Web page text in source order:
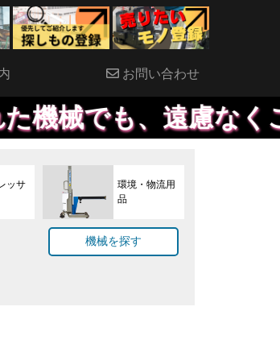
お問い合わせ
なくご連絡ください
ッサ
環境・物流用
品
機械を探す